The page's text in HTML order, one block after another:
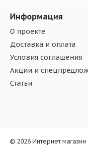
Информация
О проекте
Доставка и оплата
Условия соглашения
Акции и
Статьи
© 2026 Интернет